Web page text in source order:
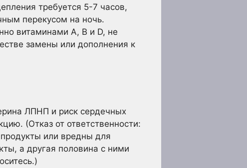
требуется 5-7 часов,
перекусом на ночь.
витаминами А, В и D, не
замены или дополнения к
ЛПНП и риск сердечных
(Отказ от ответственности:
или вредны для
а другая половина с ними